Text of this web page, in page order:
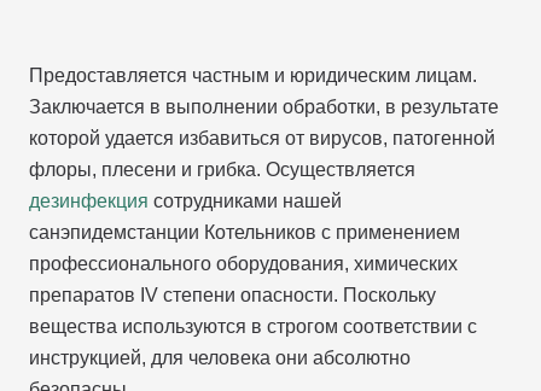
Предоставляется частным и юридическим лицам.
Заключается в выполнении обработки, в результате
которой удается избавиться от вирусов, патогенной
флоры, плесени и грибка. Осуществляется
дезинфекция сотрудниками нашей
санэпидемстанции Котельников с применением
профессионального оборудования, химических
препаратов IV степени опасности. Поскольку
вещества используются в строгом соответствии с
инструкцией, для человека они абсолютно